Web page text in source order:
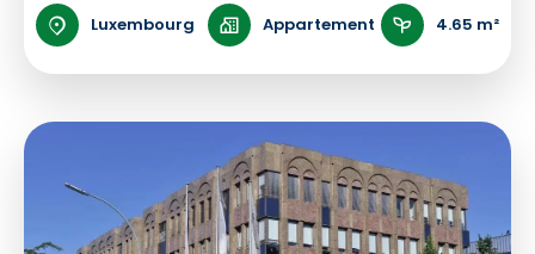
Luxembourg Appartement 4.65 m²